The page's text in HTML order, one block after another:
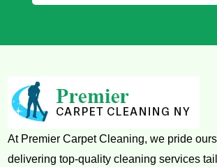
At Premier Carpet Cleaning, we pride
delivering top-quality cleaning services